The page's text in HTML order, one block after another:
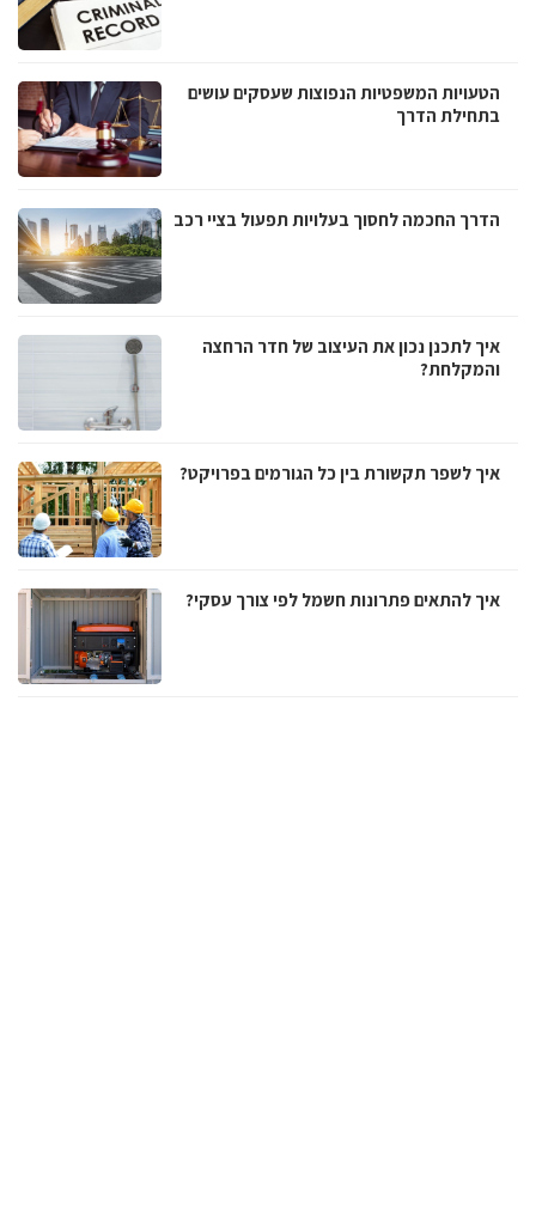
הטעויות המשפטיות הנפוצות שעסקים עושים
בתחילת הדרך
הדרך החכמה לחסוך בעלויות תפעול בציי רכב
איך לתכנן נכון את העיצוב של חדר הרחצה
והמקלחת?
איך לשפר תקשורת בין כל הגורמים בפרויקט?
איך להתאים פתרונות חשמל לפי צורך עסקי?